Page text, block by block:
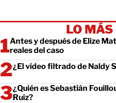
LO
Antes y después de Elize
reales del caso
¿El video filtrado de Naldy
¿Quién es Sebastián
Ruiz?